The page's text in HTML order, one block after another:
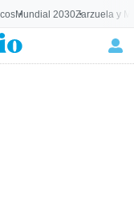
Mundial 2030Zarzuela y